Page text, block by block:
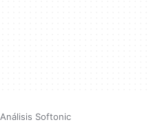
Análisis Softonic